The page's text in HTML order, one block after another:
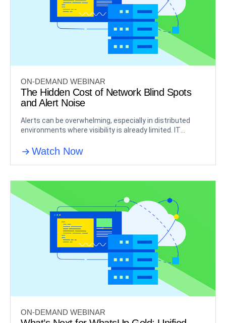
ON-DEMAND WEBINAR
The Hidden Cost of Network Blind Spots
and Alert Noise
Alerts can be overwhelming, especially in distributed
environments where visibility is already limited. IT
these notifications came from..
Watch Now
ON-DEMAND WEBINAR